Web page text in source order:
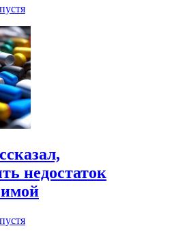
недостаток